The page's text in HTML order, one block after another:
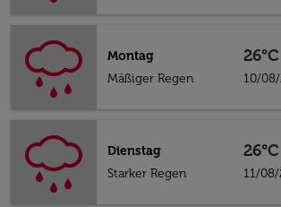
Montag
Mäßiger Regen
26°C
10/
Dienstag
Starker Regen
26°C
11/